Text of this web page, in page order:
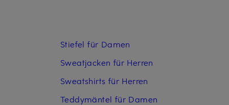
Stiefel für Damen
Sweatjacken für Herren
Sweatshirts für Herren
Teddymäntel für Damen